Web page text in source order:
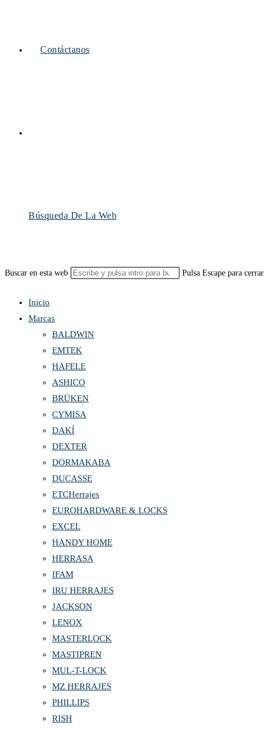
Contáctanos
Búsqueda De La Web
Buscar en esta web Pulsa Escape para
Inicio
Marcas
BALDWIN
EMTEK
HAFELE
ASHICO
BRÜKEN
CYMISA
DAKÍ
DEXTER
DORMAKABA
DUCASSE
ETCHerrajes
EUROHARDWARE & LOCKS
EXCEL
HANDY HOME
HERRASA
IFAM
IRU HERRAJES
JACKSON
LENOX
MASTERLOCK
MASTIPREN
MUL-T-LOCK
MZ HERRAJES
PHILLIPS
RISH